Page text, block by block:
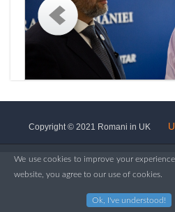
Copyright © 2021 Romani in UK
We use cookies to improve your
website, you agree to our use of cookies.
Ok, I've understood!